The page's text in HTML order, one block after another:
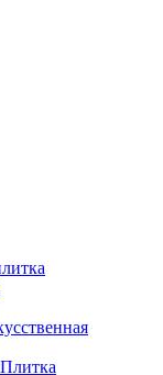
Плитка